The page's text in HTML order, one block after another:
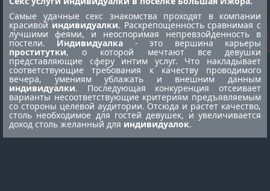
Самые удачные секс знакомства проходят в компании
красивойиндивидуалки. Раскрепощенность сравнимая с
лучшими феями, и неоспоримая непревзойденность в
постели. Индивидуалка - это вершина карьеры
проститутки, о которой мечтают все девушки
представляющие сферу интим услуг. Что накладывает
соответствующие требования к качеству проводимого
вечера, умениям ублажать и внешним данным
индивидуалки. Последующая конкуренция отсеивает
варианты несоответствующие критериям предъявляемым
со стороны целевой аудитории. Отсюда и растет качество,
столь необходимое для гостей девушек, и увеличивается
доход столь желанный для индивидуалок.